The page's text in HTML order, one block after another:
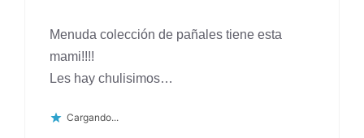
Menuda colección de pañales tiene esta
mami!!!!
Les hay chulisimos…
Cargando...